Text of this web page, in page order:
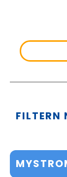
FILTERN